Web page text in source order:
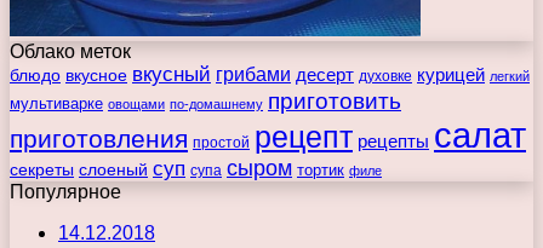
Облако меток
блюдо вкусное вкусный грибами десерт духовке курицей легкий
мультиварке овощами по-домашнему приготовить
приготовления простой рецепт рецепты салат
секреты слоеный суп супа сыром тортик филе
Популярное
14.12.2018